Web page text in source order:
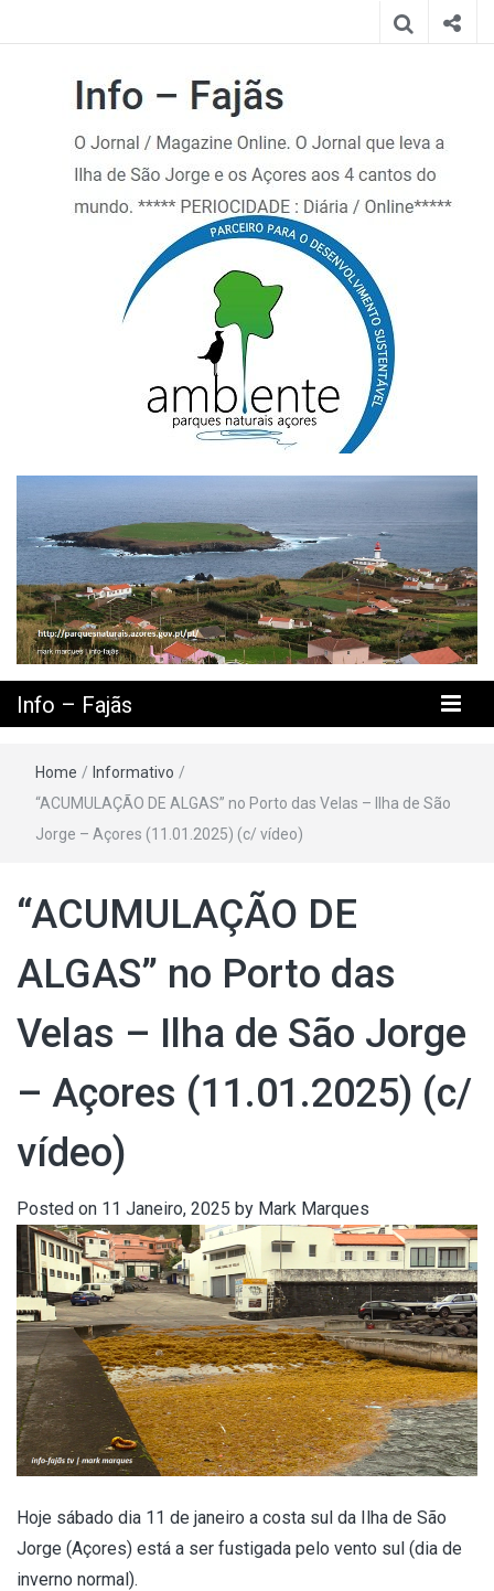
Info – Fajãs
Home / Informativo /
“ACUMULAÇÃO DE ALGAS” no Porto das Velas – Ilha de São
Jorge – Açores (11.01.2025) (c/ vídeo)
“ACUMULAÇÃO DE
ALGAS” no Porto das
Velas – Ilha de São Jorge
– Açores (11.01.2025) (c/
vídeo)
Posted on 11 Janeiro, 2025 by Mark Marques
Hoje sábado dia 11 de janeiro a costa sul da Ilha de São
Jorge (Açores) está a ser fustigada pelo vento sul (dia de
inverno normal).